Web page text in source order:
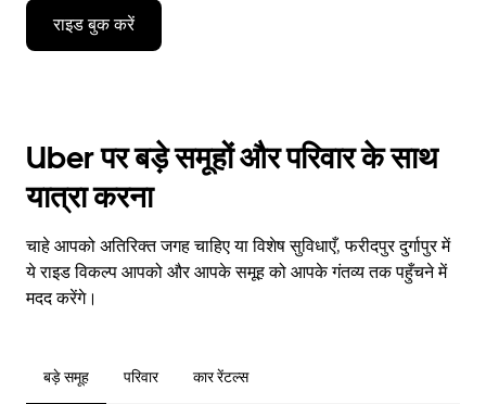
राइड बुक करें
Uber पर बड़े समूहों और परिवार के साथ
यात्रा करना
चाहे आपको अतिरिक्त जगह चाहिए या विशेष सुविधाएँ, फरीदपुर दुर्गापुर में
ये राइड विकल्प आपको और आपके समूह को आपके गंतव्य तक पहुँचने में
मदद करेंगे।
बड़े समूह परिवार कार रेंटल्स